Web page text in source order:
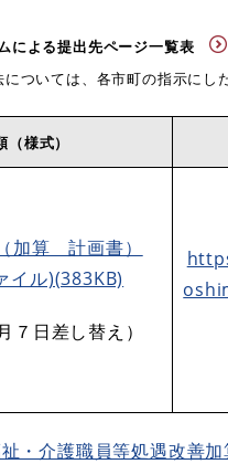
による提出先ページ一覧表
ついては、各市町の指示にし
様式）
加算 計画書）
イル)(383KB)
７日差し替え）
・介護職員等処遇改善